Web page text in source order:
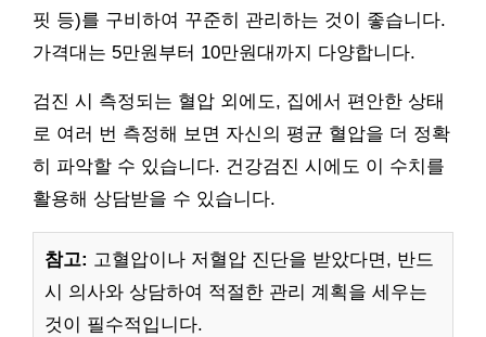
핏 등)를 구비하여 꾸준히 관리하는 것이 좋습니다.
가격대는 5만원부터 10만원대까지 다양합니다.
검진 시 측정되는 혈압 외에도, 집에서 편안한 상태
로 여러 번 측정해 보면 자신의 평균 혈압을 더 정확
히 파악할 수 있습니다. 건강검진 시에도 이 수치를
활용해 상담받을 수 있습니다.
참고: 고혈압이나 저혈압 진단을 받았다면, 반드
시 의사와 상담하여 적절한 관리 계획을 세우는
것이 필수적입니다.